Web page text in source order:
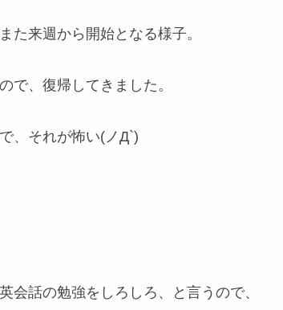
た来週から開始となる様子。
で、復帰してきました。
、それが怖い(ノД`)
会話の勉強をしろしろ、と言うので、